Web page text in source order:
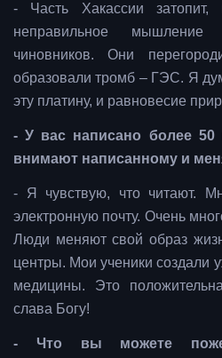
- Часть Хакассии
неправильное
чиновников. Они
образовали тромб – ГЭС. Я
эту платину, и равновесие
-У вас написано более 50
внимают написанному и
- Я чувствую, что читают.
электронную почту. Очень
Люди меняют свой образ
центры. Мои ученики создали
медицины. Это
слава Богу!
- Что вы можете